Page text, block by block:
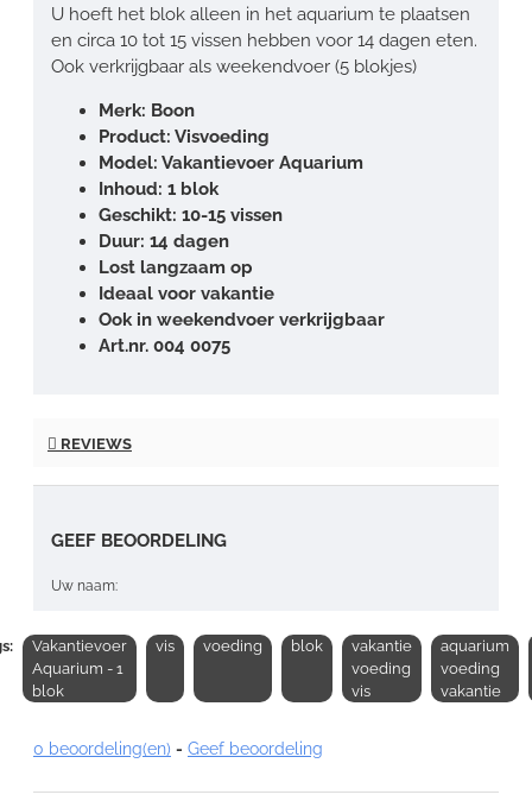
U hoeft het blok alleen in het aquarium te plaatsen
en circa 10 tot 15 vissen hebben voor 14 dagen eten.
Ook verkrijgbaar als weekendvoer (5 blokjes)
Merk: Boon
Product: Visvoeding
Model: Vakantievoer Aquarium
Inhoud: 1 blok
Geschikt: 10-15 vissen
Duur: 14 dagen
Lost langzaam op
Ideaal voor vakantie
Ook in weekendvoer verkrijgbaar
Art.nr. 004 0075
REVIEWS
GEEF BEOORDELING
Uw naam:
Vakantievoer
Aquarium - 1
blok
vis voeding blok
vakantie
voeding
vis
aquarium
voeding
vakantie
0 beoordeling(en) - Geef beoordeling